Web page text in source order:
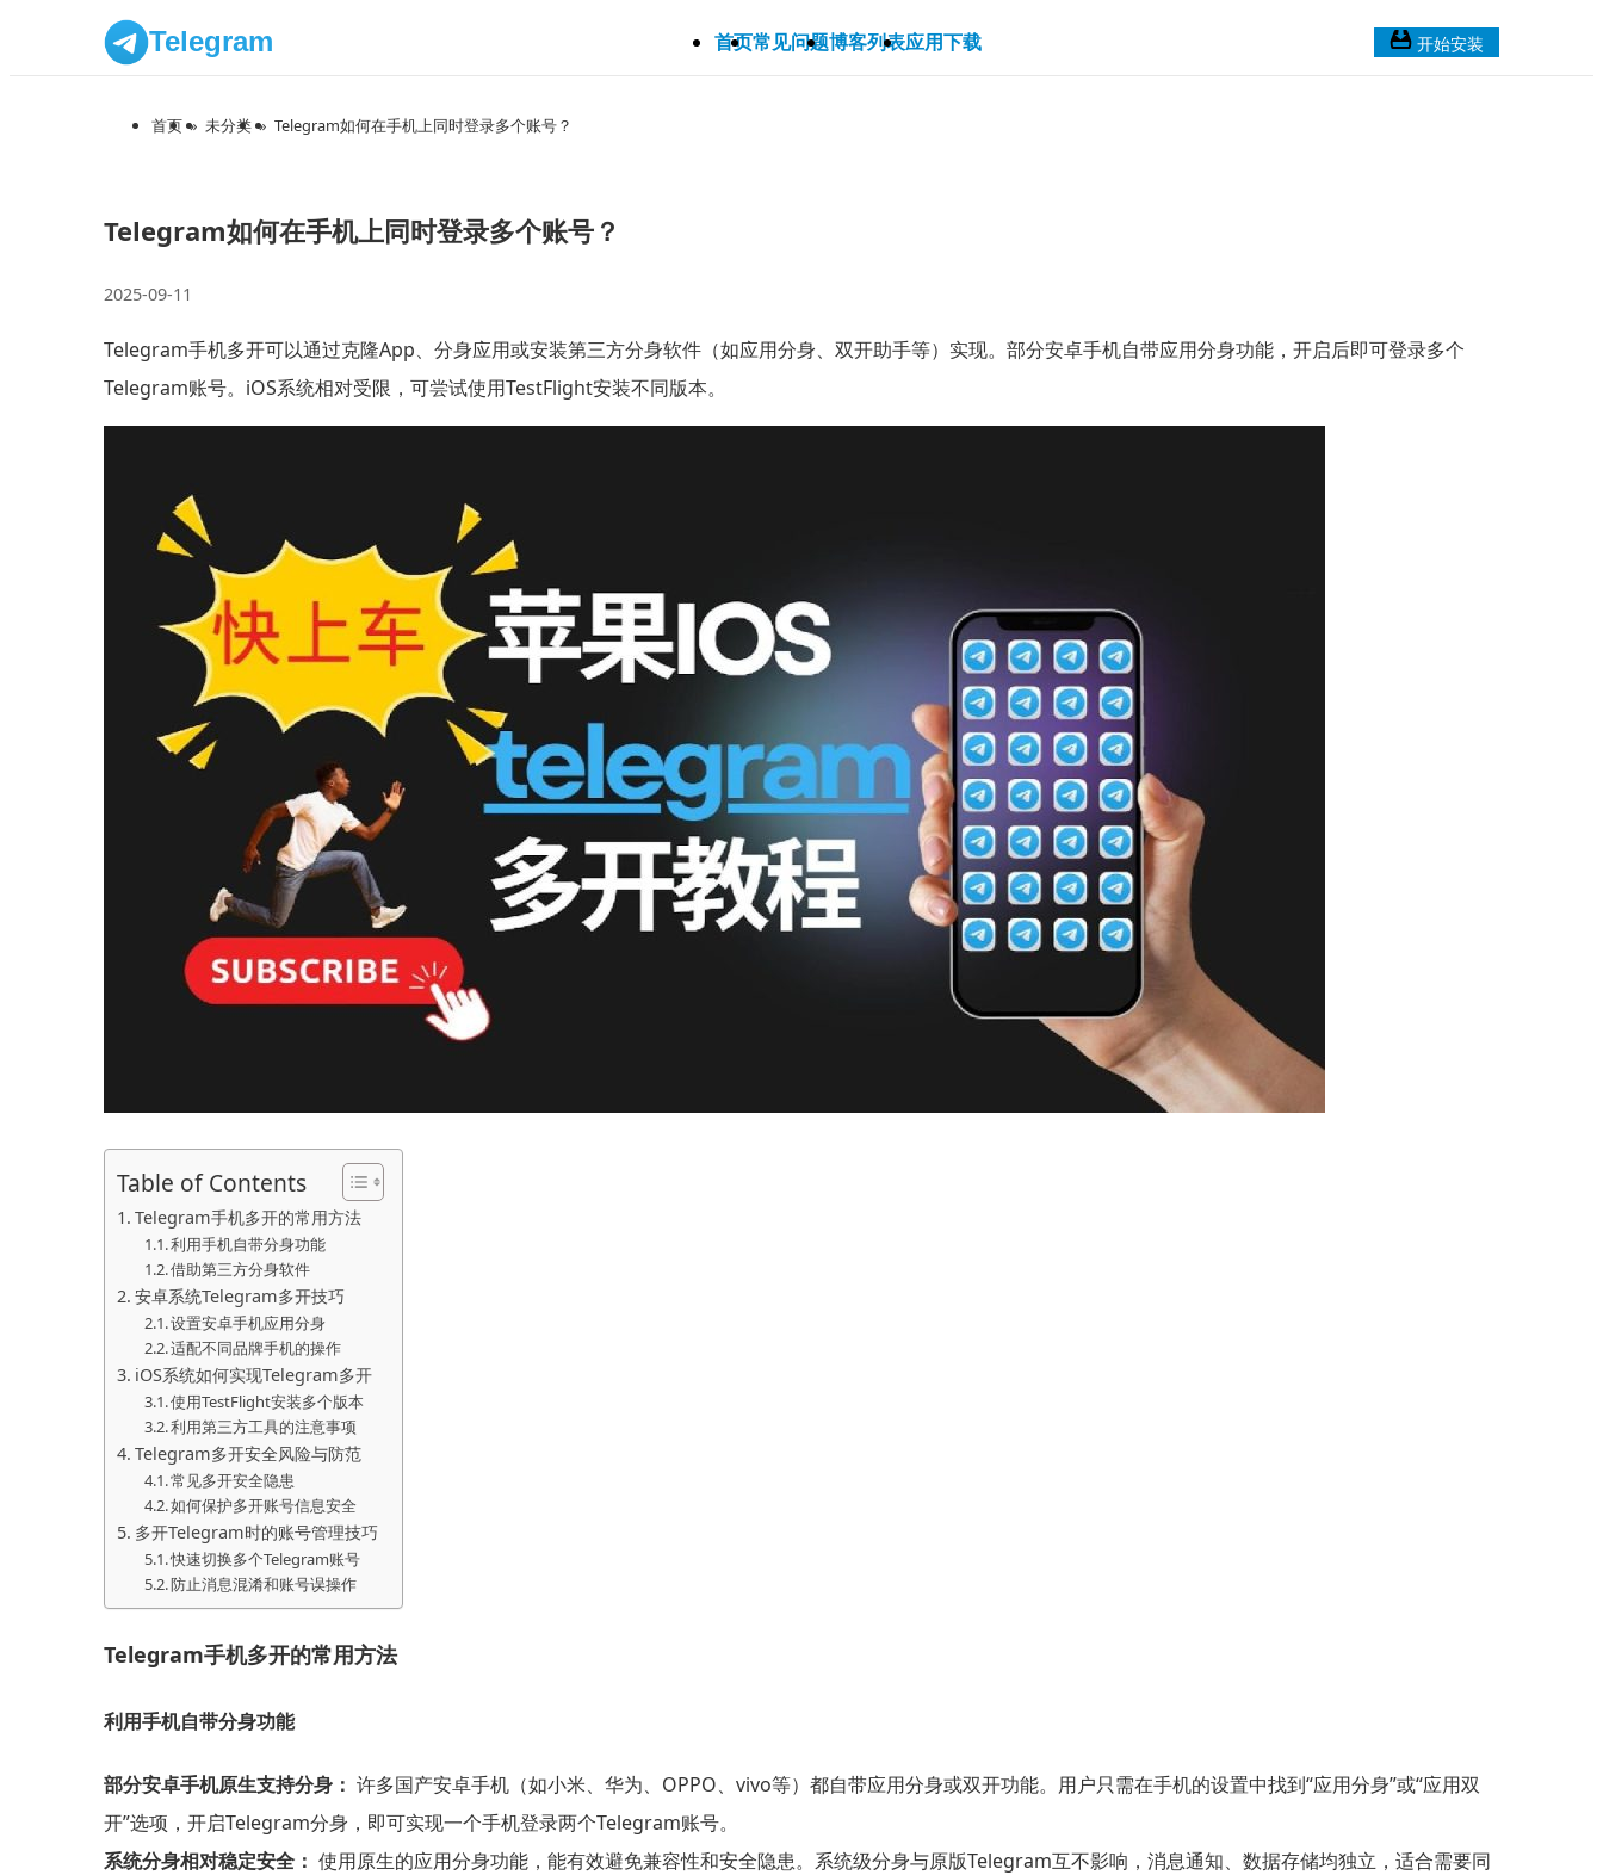
Telegram 首页常见问题博客列表应用下载 开始安装
首页 » 未分类 » Telegram如何在手机上同时登录多个账号？
Telegram如何在手机上同时登录多个账号？
2025-09-11
Telegram手机多开可以通过克隆App、分身应用或安装第三方分身软件（如应用分身、双开助手等）实现。部分安卓手机自带应用分身功能，开启后即可登录多个
Telegram账号。iOS系统相对受限，可尝试使用TestFlight安装不同版本。
Table of Contents
Telegram手机多开的常用方法
利用手机自带分身功能
借助第三方分身软件
安卓系统Telegram多开技巧
设置安卓手机应用分身
适配不同品牌手机的操作
iOS系统如何实现Telegram多开
使用TestFlight安装多个版本
利用第三方工具的注意事项
Telegram多开安全风险与防范
常见多开安全隐患
如何保护多开账号信息安全
多开Telegram时的账号管理技巧
快速切换多个Telegram账号
防止消息混淆和账号误操作
Telegram手机多开的常用方法
利用手机自带分身功能
部分安卓手机原生支持分身： 许多国产安卓手机（如小米、华为、OPPO、vivo等）都自带应用分身或双开功能。用户只需在手机的设置中找到“应用分身”或“应用双
开”选项，开启Telegram分身，即可实现一个手机登录两个Telegram账号。
系统分身相对稳定安全： 使用原生的应用分身功能，能有效避免兼容性和安全隐患。系统级分身与原版Telegram互不影响，消息通知、数据存储均独立，适合需要同